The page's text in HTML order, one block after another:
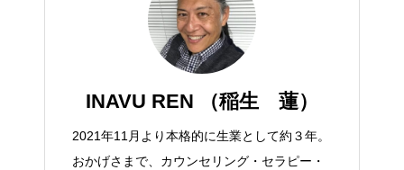
INAVU REN （稲生 蓮）
2021年11月より本格的に生業として約３年。
おかげさまで、カウンセリング・セラピー・